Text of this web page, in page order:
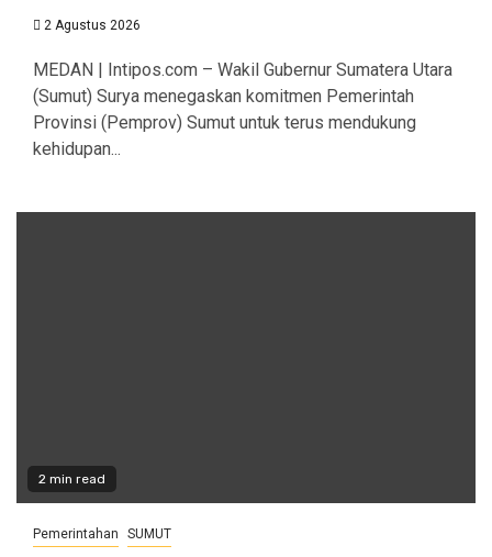
2 Agustus 2026
MEDAN | Intipos.com – Wakil Gubernur Sumatera Utara
(Sumut) Surya menegaskan komitmen Pemerintah
Provinsi (Pemprov) Sumut untuk terus mendukung
kehidupan...
2 min read
Pemerintahan SUMUT